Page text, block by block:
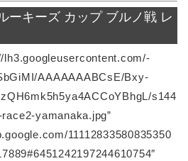
ーキーズ カップ ブルノ戦 レ
lh3.googleusercontent.com/-
AAAAAAABCsE/Bxy-
s144
yamanaka.jpg”
11112833580835350